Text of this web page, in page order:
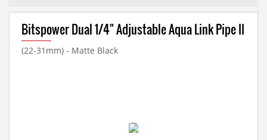
Bitspower Dual 1/4" Adjustable Aqua Link Pipe II
(22-31mm) - Matte Black